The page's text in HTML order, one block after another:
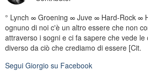
° Lynch ∞ Groening ∞ Juve ∞ Hard-Rock ∞
ognuno di noi c'è un altro essere che non
attraverso i sogni e ci fa sapere che vede le
diverso da ciò che crediamo di essere [Cit.
Segui Giorgio su Facebook